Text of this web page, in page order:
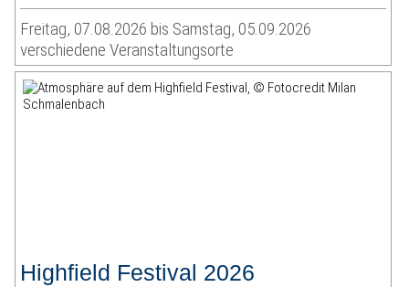
Freitag, 07.08.2026 bis Samstag, 05.09.2026
verschiedene Veranstaltungsorte
Highfield Festival 2026